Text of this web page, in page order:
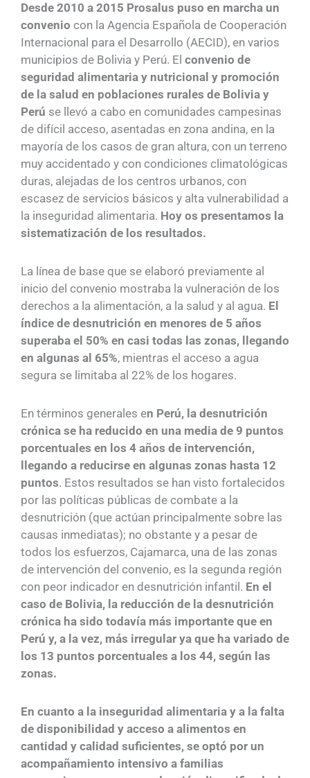
Desde 2010 a 2015 Prosalus puso en marcha un
convenio con la Agencia Española de Cooperación
Internacional para el Desarrollo (AECID), en varios
municipios de Bolivia y Perú. El convenio de
seguridad alimentaria y nutricional y promoción
de la salud en poblaciones rurales de Bolivia y
Perú se llevó a cabo en comunidades campesinas
de difícil acceso, asentadas en zona andina, en la
mayoría de los casos de gran altura, con un terreno
muy accidentado y con condiciones climatológicas
duras, alejadas de los centros urbanos, con
escasez de servicios básicos y alta vulnerabilidad a
la inseguridad alimentaria. Hoy os presentamos la
sistematización de los resultados.
La línea de base que se elaboró previamente al
inicio del convenio mostraba la vulneración de los
derechos a la alimentación, a la salud y al agua. El
índice de desnutrición en menores de 5 años
superaba el 50% en casi todas las zonas, llegando
en algunas al 65%, mientras el acceso a agua
segura se limitaba al 22% de los hogares.
En términos generales en Perú, la desnutrición
crónica se ha reducido en una media de 9 puntos
porcentuales en los 4 años de intervención,
llegando a reducirse en algunas zonas hasta 12
puntos. Estos resultados se han visto fortalecidos
por las políticas públicas de combate a la
desnutrición (que actúan principalmente sobre las
causas inmediatas); no obstante y a pesar de
todos los esfuerzos, Cajamarca, una de las zonas
de intervención del convenio, es la segunda región
con peor indicador en desnutrición infantil. En el
caso de Bolivia, la reducción de la desnutrición
crónica ha sido todavía más importante que en
Perú y, a la vez, más irregular ya que ha variado de
los 13 puntos porcentuales a los 44, según las
zonas.
En cuanto a la inseguridad alimentaria y a la falta
de disponibilidad y acceso a alimentos en
cantidad y calidad suficientes, se optó por un
acompañamiento intensivo a familias